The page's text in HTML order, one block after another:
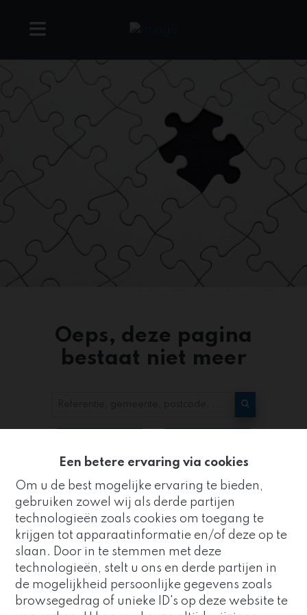
Een betere ervaring via cookies
Om u de best mogelijke ervaring te bieden,
gebruiken zowel wij als derde partijen
technologieën zoals cookies om toegang te
krijgen tot apparaatinformatie en/of deze op te
slaan. Door in te stemmen met deze
technologieën, stelt u ons en derde partijen in
de mogelijkheid persoonlijke gegevens zoals
browsegedrag of unieke ID's op deze website te
Oeps, deze pagina
bestaat niet meer
Kantoor
ZUIDRAND
Strijderstraat 8
Goed nieuws!